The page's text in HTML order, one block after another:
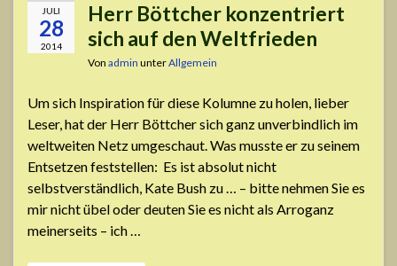
JULI
28
2014
Herr Böttcher konzentriert
sich auf den Weltfrieden
Von admin unterAllgemein
Um sich Inspiration für diese Kolumne zu holen, lieber
Leser, hat der Herr Böttcher sich ganz unverbindlich im
weltweiten Netz umgeschaut. Was musste er zu seinem
Entsetzen feststellen: Es ist absolut nicht
selbstverständlich, Kate Bush zu … – bitte nehmen Sie es
mir nicht übel oder deuten Sie es nicht als Arroganz
meinerseits – ich …